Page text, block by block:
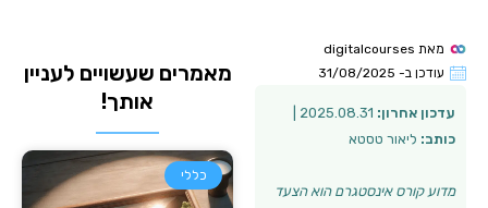
מאת
עודכן ב- 31/08/2025
עדכון אחרון:
כותב: ליאור טסטא
מדוע קורס אינסטגרם הוא הצעד
מאמרים שעשויים לעניין
אותך!
כללי